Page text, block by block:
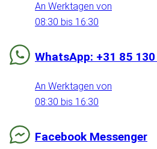
An Werktagen von
08:30 bis 16:30
WhatsApp: +31 85
An Werktagen von
08:30 bis 16:30
Facebook Messenger